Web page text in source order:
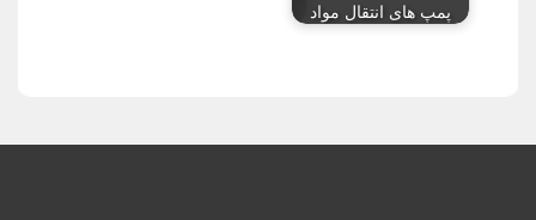
پمپ های انتقال مواد